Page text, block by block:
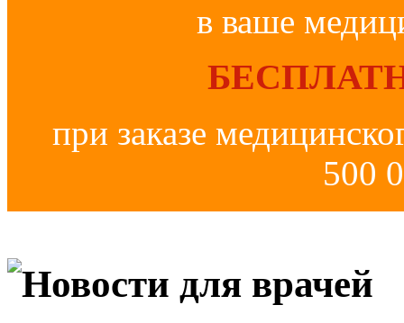
в ваше
при заказе
500
Новости для врачей